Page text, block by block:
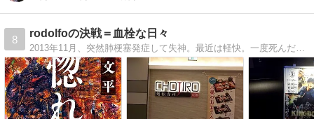
8
rodolfoの決戦＝血栓な日々
2013年11月、突然肺梗塞発症して失神。最近は軽快。一度死んだせいか、より気ままな人生を送る。主なテーマは寿司、雑多な音楽と映像、ゴルフ、小説、映画。旅行。